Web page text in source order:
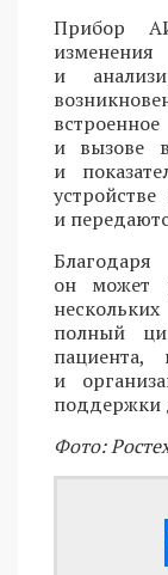
Прибор
и
и вызове
и
и
он может
полный
пациента,
и
поддержки
Фото: